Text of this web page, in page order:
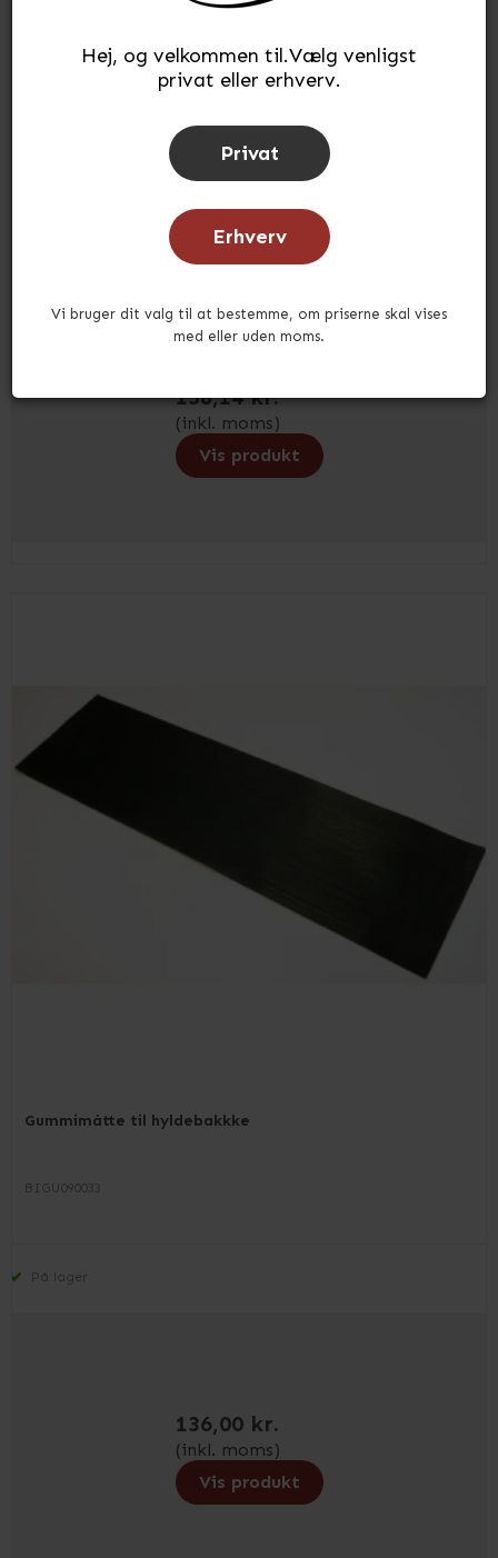
Hej, og velkommen til.Vælg venligst
privat eller erhverv.
Privat
Erhverv
Vi bruger dit valg til at bestemme, om priserne skal vises
med eller uden moms.
Gummimåtte til hyldebakkke
158,14 kr.
(inkl. moms)
Vis produkt
Gummimåtte til hyldebakkke
BIGU090033
På lager
136,00 kr.
(inkl. moms)
Vis produkt